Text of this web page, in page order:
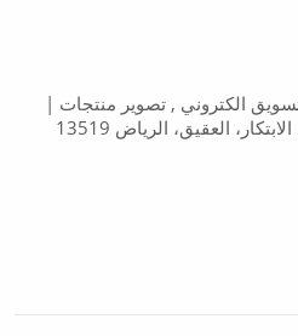
الكتروني , تصوير منتجات |